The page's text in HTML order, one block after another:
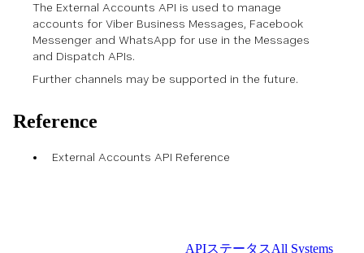
The External Accounts API is used to manage
accounts for Viber Business Messages, Facebook
Messenger and WhatsApp for use in the Messages
and Dispatch APIs.
Further channels may be supported in the future.
Reference
External Accounts API Reference
APIステータスAll Systems